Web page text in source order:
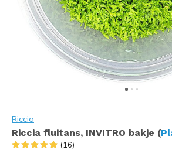
Riccia
Riccia fluitans, INVITRO bakje (
(16)